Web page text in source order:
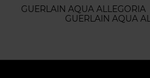
GUERLAIN AQUA ALLEGORIA
GUERLAIN AQUA